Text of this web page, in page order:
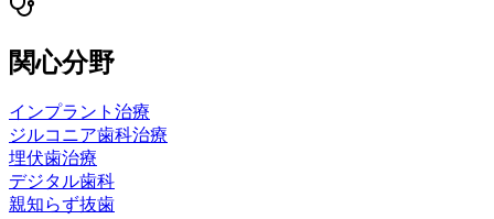
関心分野
インプラント治療
ジルコニア歯科治療
埋伏歯治療
デジタル歯科
親知らず抜歯